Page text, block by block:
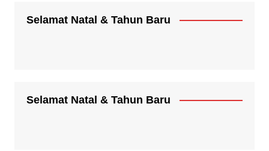
Selamat Natal & Tahun Baru
Selamat Natal & Tahun Baru